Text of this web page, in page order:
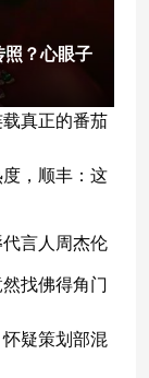
照？心眼子
真正的番茄
，顺丰：这
言人周杰伦
找佛得角门
疑策划部混